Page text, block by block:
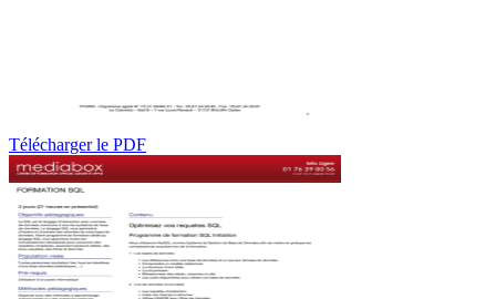
Télécharger le PDF